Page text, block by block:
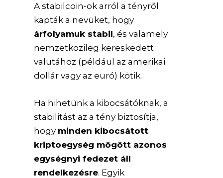
A stabilcoin-ok arról a tényről
kapták a nevüket, hogy
árfolyamuk stabil, és valamely
nemzetközileg kereskedett
valutához (például az amerikai
dollár vagy az euró) kötik.
Ha hihetünk a kibocsátóknak, a
stabilitást az a tény biztosítja,
hogy minden kibocsátott
kriptoegység mögött azonos
egységnyi fedezet áll
rendelkezésre. Egyik